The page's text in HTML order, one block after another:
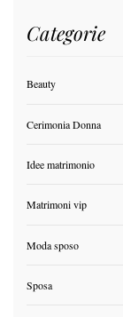
Categorie
Beauty
Cerimonia Donna
Idee matrimonio
Matrimoni vip
Moda sposo
Sposa